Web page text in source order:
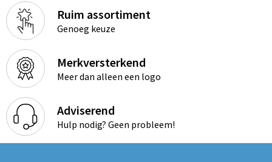
Ruim assortiment
Genoeg keuze
Merkversterkend
Meer dan alleen een logo
Adviserend
Hulp nodig? Geen probleem!